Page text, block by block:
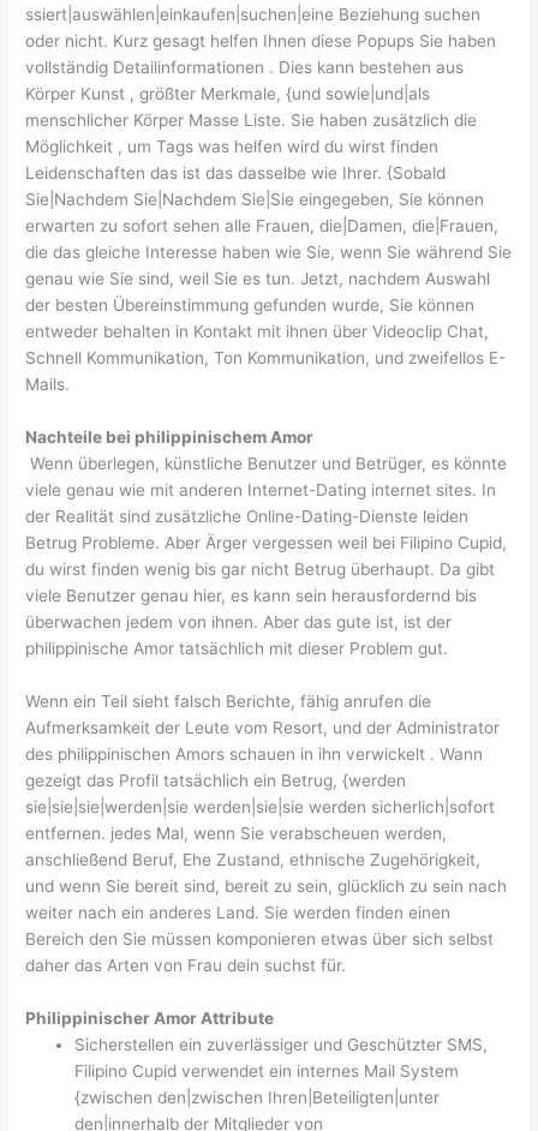
ssiert|auswählen|einkaufen|suchen|eine Beziehung suchen
oder nicht. Kurz gesagt helfen Ihnen diese Popups Sie haben
vollständig Detailinformationen . Dies kann bestehen aus
Körper Kunst , größter Merkmale, {und sowie|und|als
menschlicher Körper Masse Liste. Sie haben zusätzlich die
Möglichkeit , um Tags was helfen wird du wirst finden
Leidenschaften das ist das dasselbe wie Ihrer. {Sobald
Sie|Nachdem Sie|Nachdem Sie|Sie eingegeben, Sie können
erwarten zu sofort sehen alle Frauen, die|Damen, die|Frauen,
die das gleiche Interesse haben wie Sie, wenn Sie während Sie
genau wie Sie sind, weil Sie es tun. Jetzt, nachdem Auswahl
der besten Übereinstimmung gefunden wurde, Sie können
entweder behalten in Kontakt mit ihnen über Videoclip Chat,
Schnell Kommunikation, Ton Kommunikation, und zweifellos E-
Mails.
Nachteile bei philippinischem Amor
Wenn überlegen, künstliche Benutzer und Betrüger, es könnte
viele genau wie mit anderen Internet-Dating internet sites. In
der Realität sind zusätzliche Online-Dating-Dienste leiden
Betrug Probleme. Aber Ärger vergessen weil bei Filipino Cupid,
du wirst finden wenig bis gar nicht Betrug überhaupt. Da gibt
viele Benutzer genau hier, es kann sein herausfordernd bis
überwachen jedem von ihnen. Aber das gute ist, ist der
philippinische Amor tatsächlich mit dieser Problem gut.
Wenn ein Teil sieht falsch Berichte, fähig anrufen die
Aufmerksamkeit der Leute vom Resort, und der Administrator
des philippinischen Amors schauen in ihn verwickelt . Wann
gezeigt das Profil tatsächlich ein Betrug, {werden
sie|sie|sie|werden|sie werden|sie|sie werden sicherlich|sofort
entfernen. jedes Mal, wenn Sie verabscheuen werden,
anschließend Beruf, Ehe Zustand, ethnische Zugehörigkeit,
und wenn Sie bereit sind, bereit zu sein, glücklich zu sein nach
weiter nach ein anderes Land. Sie werden finden einen
Bereich den Sie müssen komponieren etwas über sich selbst
daher das Arten von Frau dein suchst für.
Philippinischer Amor Attribute
Sicherstellen ein zuverlässiger und Geschützter SMS,
Filipino Cupid verwendet ein internes Mail System
{zwischen den|zwischen Ihren|Beteiligten|unter
den|innerhalb der Mitglieder von